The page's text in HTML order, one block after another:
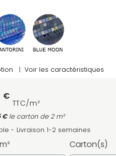
| Voir les caractéristiques
€
TTC/m²
€le carton de 2 m²
- Livraison 1-2 semaines
Carton(s)